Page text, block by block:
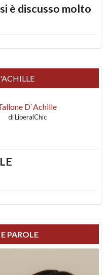
è discusso molto
D`Achille
diLiberalChic
PAROLE